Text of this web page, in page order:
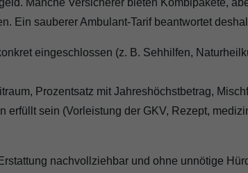
Ein sauberer Ambulant-Tarif beantwortet
eingeschlossen (z. B. Sehhilfen,
Prozentsatz mit Jahreshöchstbetrag,
erfüllt sein (Vorleistung der GKV, Rezept,
nachvollziehbar und ohne unnötige